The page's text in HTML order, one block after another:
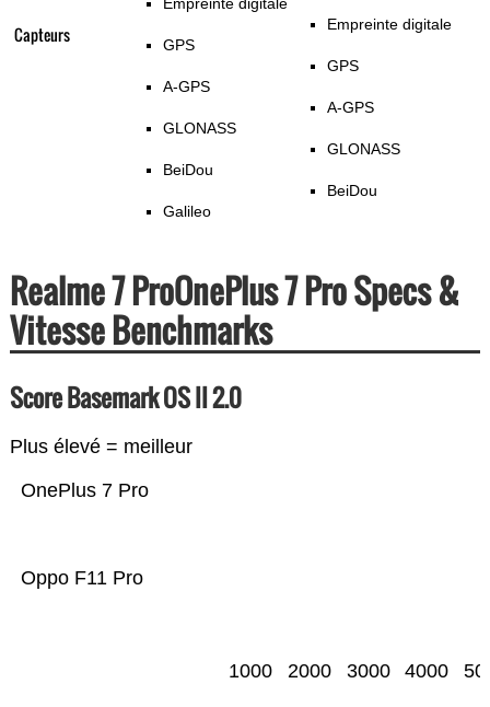
Capteurs GPS
A-GPS
GLONASS
BeiDou
Galileo
Empreinte digitale
GPS
A-GPS
GLONASS
BeiDou
Realme 7 ProOnePlus 7 Pro Specs &
Vitesse Benchmarks
Score Basemark OS II 2.0
Plus élevé = meilleur
Oppo F11 Pro
OnePlus 7 Pro
1000 2000 3000 4000